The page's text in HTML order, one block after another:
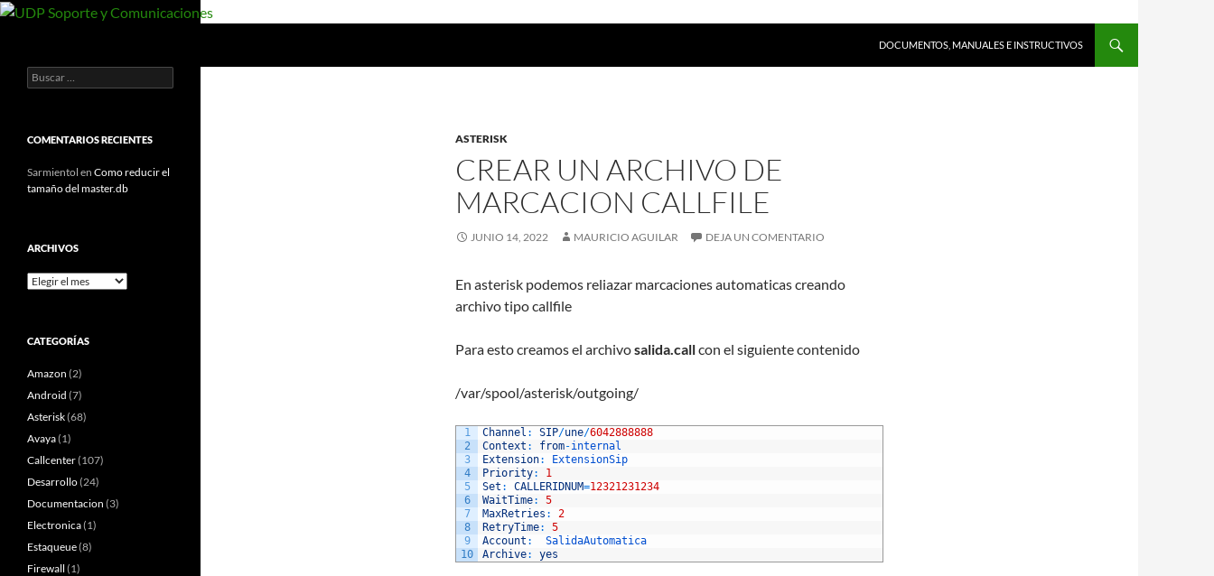
Saltar
DOCUMENTOS, MANUALES E INSTRUCTIVOS
ASTERISK
CREAR UN ARCHIVO DE
MARCACION CALLFILE
JUNIO 14, 2022 MAURICIO AGUILAR DEJA UN COMENTARIO
En asterisk podemos reliazar marcaciones automaticas creando
archivo tipo callfile
Para esto creamos el archivosalida.callcon el siguiente contenido
/var/spool/asterisk/outgoing/
1
2
3
4
5
6
7
8
9
10
Channel : SIP/une/6042888888
Context : from-internal
Extension:
ExtensionSip
Priority:
1
Set : CALLERIDNUM=12321231234
WaitTime:
5
MaxRetries :
2
RetryTime:
5
Account :
SalidaAutomatica
Archive: yes
Documentos y manuales de UDP
Buscar:
COMENTARIOS RECIENTES
Sarmientol en Como reducir el
tamaño del master.db
ARCHIVOS
Archivos
CATEGORÍAS
Amazon (2)
Android (7)
Asterisk(68)
Avaya(1)
Callcenter(107)
Desarrollo(24)
Documentacion (3)
Electronica(1)
Estaqueue(8)
Firewall (1)